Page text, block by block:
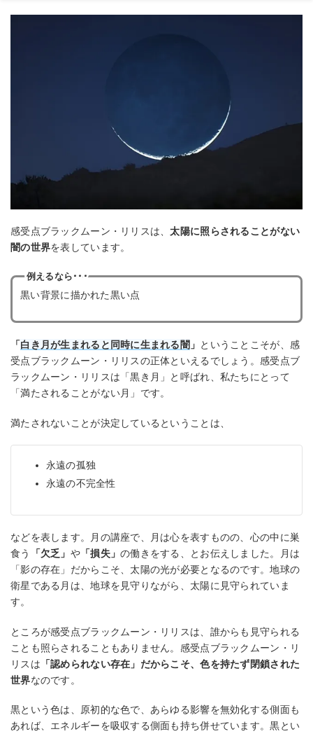
感受点ブラックムーン・リリスは、太陽に照らされることがない
闇の世界を表しています。
例えるなら･･･
黒い背景に描かれた黒い点
「白き月が生まれると同時に生まれる闇 」 ということこそが、感
受点ブラックムーン・リリスの正体といえるでしょう。感受点ブ
ラックムーン・リリスは「黒き月」と呼ばれ、私たちにとって
「満たされることがない月」です。
満たされないことが決定しているということは、
永遠の孤独
永遠の不完全性
などを表します。月の講座で、月は心を表すものの、心の中に巣
食う
「欠乏」 や「損失」の働きをする、とお伝えしました。月は
「影の存在」だからこそ、太陽の光が必要となるのです。地球の
衛星である月は、地球を見守りながら、太陽に見守られていま
す。
ところが感受点ブラックムーン・リリスは、誰からも見守られる
ことも照らされることもありません。感受点ブラックムーン・リ
リスは 「認められない存在」だからこそ、色を持たず閉鎖された
世界なのです。
黒という色は、原初的な色で、あらゆる影響を無効化する側面も
あれば、エネルギーを吸収する側面も持ち併せています。黒とい